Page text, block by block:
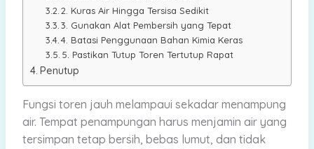
2. Kuras Air Hingga Tersisa Sedikit
3. Gunakan Alat Pembersih yang Tepat
4. Batasi Penggunaan Bahan Kimia Keras
5. Pastikan Tutup Toren Tertutup Rapat
Penutup
Fungsi toren jauh melampaui sekadar menampung
air. Tempat penampungan harus menjamin air yang
tersimpan tetap bersih, bebas lumut, dan tidak